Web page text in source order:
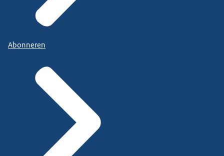
Abonneren